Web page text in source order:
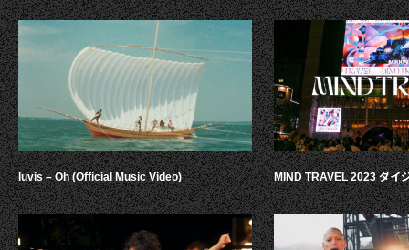
luvis – Oh (Official Music Video) MIND TRAVEL 2023 ダイ